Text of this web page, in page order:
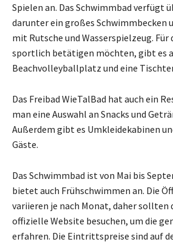
Spielen an. Das Schwimmbad verfügt
darunter ein großes Schwimmbecken
mit Rutsche und Wasserspielzeug. Für
sportlich betätigen möchten, gibt es
Beachvolleyballplatz und eine
Das Freibad WieTalBad hat auch ein
man eine Auswahl an Snacks und
Außerdem gibt es Umkleidekabinen
Gäste.
Das Schwimmbad ist von Mai bis
bietet auch Frühschwimmen an. Die
variieren je nach Monat, daher sollten
offizielle Website besuchen, um die
erfahren. Die Eintrittspreise sind auf